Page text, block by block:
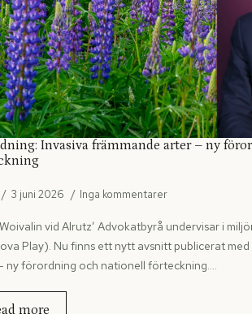
Invasiva främmande arter – ny
3 juni 2026 Inga kommentarer
vid Alrutz’ Advokatbyrå undervisar i
Play). Nu finns ett nytt avsnitt publicerat
ny förordning och nationell förteckning.…
more